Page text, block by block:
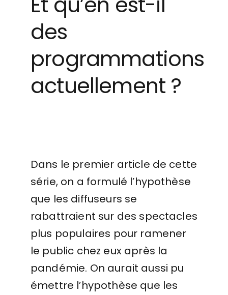
des
programmations
actuellement ?
Dans le premier article de cette
série, on a formulé l’hypothèse
que les diffuseurs se
rabattraient sur des spectacles
plus populaires pour ramener
le public chez eux après la
pandémie. On aurait aussi pu
émettre l’hypothèse que les